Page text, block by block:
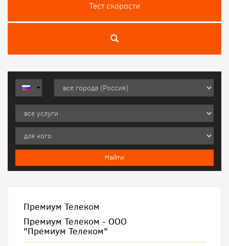
Тест скороcти
Премиум Телеком
Премиум Телеком - ООО
"Премиум Телеком"